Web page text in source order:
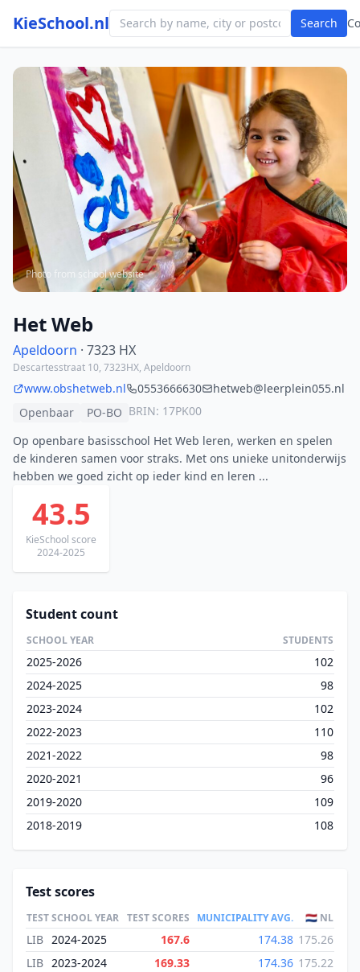
KieSchool.nl Search
Photo from school website
Het Web
Apeldoorn · 7323 HX
Descartesstraat 10, 7323HX, Apeldoorn
www.obshetweb.nl 0553666630
hetweb@leerplein055.nl
Openbaar
PO-BO BRIN: 17PK00
Op openbare basisschool Het Web leren, werken en spelen
de kinderen samen voor straks. Met ons unieke unitonderwijs
hebben we goed zicht op ieder kind en leren ...
43.5
KieSchool score
2024-2025
Student count
SCHOOL YEAR STUDENTS
2025-2026
102
2024-2025
98
2023-2024
102
2022-2023
110
2021-2022
98
2020-2021
96
2019-2020
109
2018-2019
108
Test scores
TESTSCHOOL YEAR TEST SCORES MUNICIPALITY AVG. 🇳🇱 NL
LIB 2024-2025 167.6 174.38 175.26
LIB 2023-2024 169.33 174.36 175.22